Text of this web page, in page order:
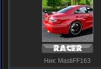
Ник: MastiFF163